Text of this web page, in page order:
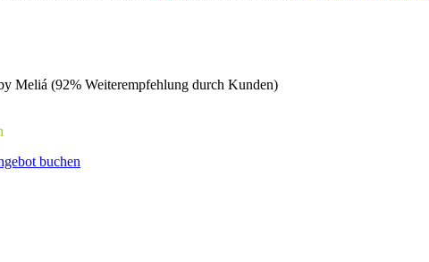
Meliá (92% Weiterempfehlung durch Kunden)